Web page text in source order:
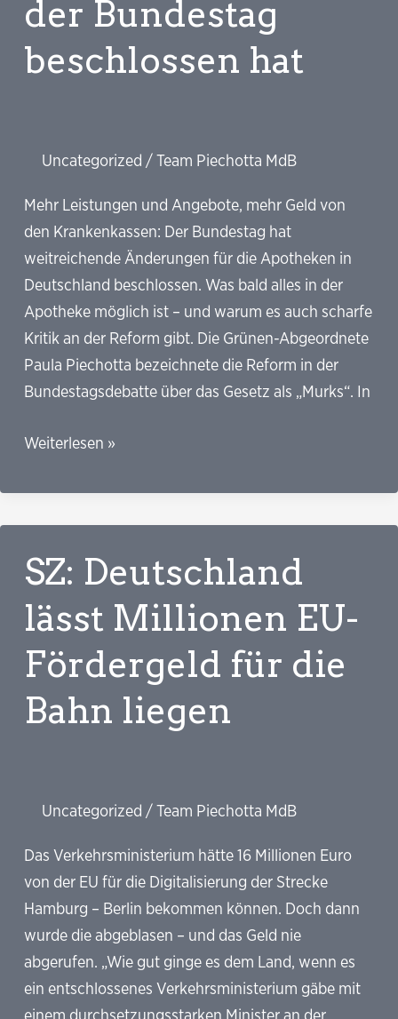
der Bundestag
beschlossen hat
Uncategorized /Team Piechotta MdB
Mehr Leistungen und Angebote, mehr Geld von
den Krankenkassen: Der Bundestag hat
weitreichende Änderungen für die Apotheken in
Deutschland beschlossen. Was bald alles in der
Apotheke möglich ist – und warum es auch scharfe
Kritik an der Reform gibt. Die Grünen-Abgeordnete
Paula Piechotta bezeichnete die Reform in der
Bundestagsdebatte über das Gesetz als „Murks“. In
BR24:
Angebote
in
Was
der
Bundestag
beschlossen
hat
Weiterlesen »
SZ: Deutschland
lässt Millionen EU-
Fördergeld für die
Bahn liegen
Uncategorized /Team Piechotta MdB
Das Verkehrsministerium hätte 16 Millionen Euro
von der EU für die Digitalisierung der Strecke
Hamburg – Berlin bekommen können. Doch dann
wurde die abgeblasen – und das Geld nie
abgerufen. „Wie gut ginge es dem Land, wenn es
ein entschlossenes Verkehrsministerium gäbe mit
einem durchsetzungsstarken Minister an der